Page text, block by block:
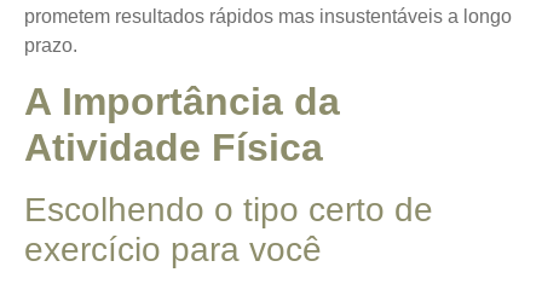
prometem resultados rápidos mas insustentáveis a longo
prazo.
A Importância da
Atividade Física
Escolhendo o tipo certo de
exercício para você